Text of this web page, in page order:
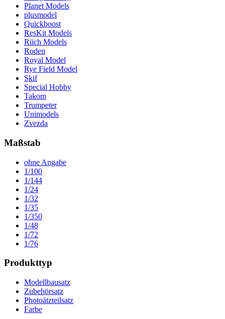
Planet Models
plusmodel
Quickboost
ResKit Models
Riich Models
Roden
Royal Model
Rye Field Model
Skif
Special Hobby
Takom
Trumpeter
Unimodels
Zvezda
Maßstab
ohne Angabe
1/100
1/144
1/24
1/32
1/35
1/350
1/48
1/72
1/76
Produkttyp
Modellbausatz
Zubehörsatz
Photoätzteilsatz
Farbe